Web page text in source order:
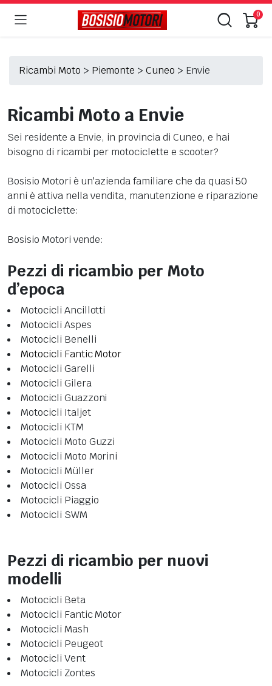
0
Ricambi Moto > Piemonte >Cuneo > Envie
Ricambi Moto a Envie
Sei residente a Envie, in provincia di Cuneo, e hai
bisogno di ricambi per motociclette e scooter?
Bosisio Motori è un'azienda familiare che da quasi 50
anni è attiva nella vendita, manutenzione e riparazione
di motociclette:
Bosisio Motori vende:
Pezzi di ricambio per Moto
d’epoca
Motocicli Ancillotti
Motocicli Aspes
Motocicli Benelli
Motocicli Fantic Motor
Motocicli Garelli
Motocicli Gilera
Motocicli Guazzoni
Motocicli Italjet
Motocicli KTM
Motocicli Moto Guzzi
Motocicli Moto Morini
Motocicli Müller
Motocicli Ossa
Motocicli Piaggio
Motocicli SWM
Pezzi di ricambio per nuovi
modelli
Motocicli Beta
Motocicli Fantic Motor
Motocicli Mash
Motocicli Peugeot
Motocicli Vent
Motocicli Zontes